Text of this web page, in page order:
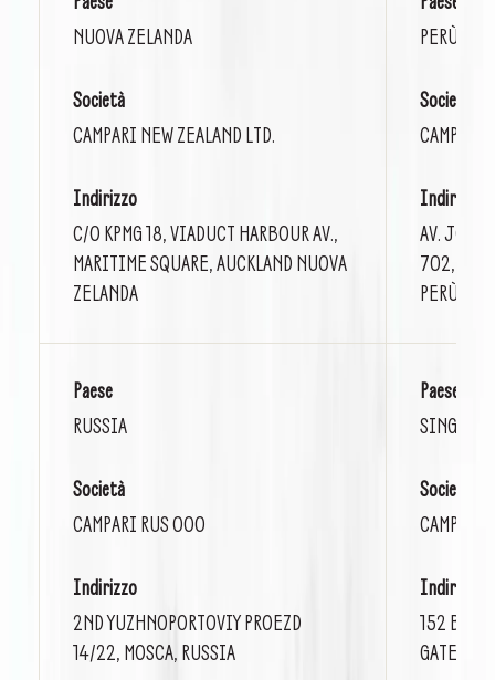
NUOVA ZELANDA
PERÙ
Società
CAMPARI NEW ZEALAND LTD.
Società
CAMPARI
Indirizzo
C/O KPMG 18, VIADUCT HARBOUR AV.,
MARITIME SQUARE, AUCKLAND NUOVA
ZELANDA
Indirizzo
AV.
702,
PERÙ
Paese
RUSSIA
Paese
Società
CAMPARI RUS OOO
Società
CAMPARI
Indirizzo
2ND YUZHNOPORTOVIY PROEZD
14/22, MOSCA, RUSSIA
Indirizzo
152